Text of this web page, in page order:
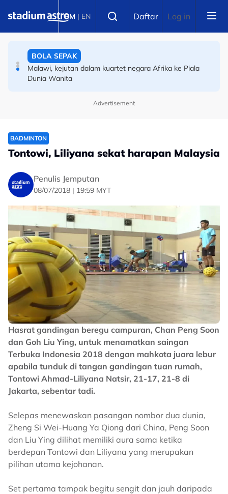
BM | EN Daftar Log in
Penghormatan dunia kepada keluarga Messi atas
BOLA SEPAK
Malawi, kejutan dalam kuartet negara Afrika ke Piala
Dunia Wanita
Advertisement
BADMINTON
Tontowi, Liliyana sekat harapan Malaysia
Penulis Jemputan
08/07/2018 | 19:59 MYT
Hasrat gandingan beregu campuran, Chan Peng Soon
dan Goh Liu Ying, untuk menamatkan saingan
Terbuka Indonesia 2018 dengan mahkota juara lebur
apabila tunduk di tangan gandingan tuan rumah,
Tontowi Ahmad-Liliyana Natsir, 21-17, 21-8 di
Jakarta, sebentar tadi.
Selepas menewaskan pasangan nombor dua dunia,
Zheng Si Wei-Huang Ya Qiong dari China, Peng Soon
dan Liu Ying dilihat memiliki aura sama ketika
berdepan Tontowi dan Liliyana yang merupakan
pilihan utama kejohanan.
Set pertama tampak begitu sengit dan jauh daripada